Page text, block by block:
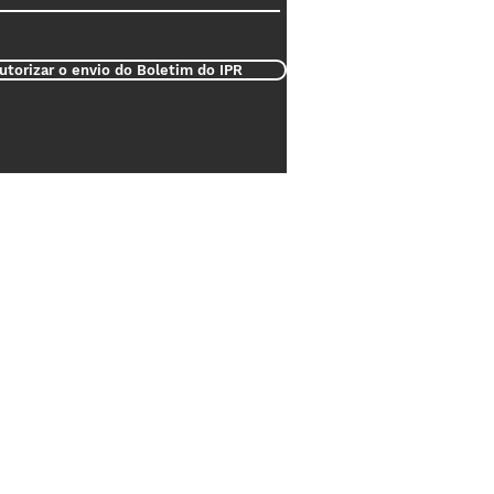
o envio do Boletim do IPR